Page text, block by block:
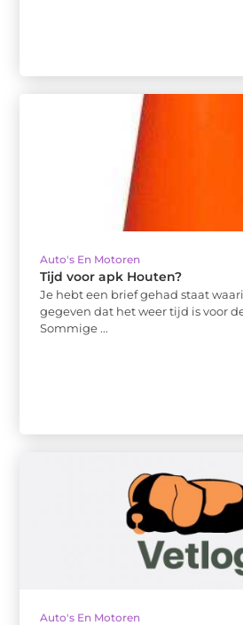
Auto's En Motoren
Tijd voor apk Houten?
Je hebt een brief gehad staat
gegeven dat het weer tijd is voor
Sommige ...
Auto's En Motoren